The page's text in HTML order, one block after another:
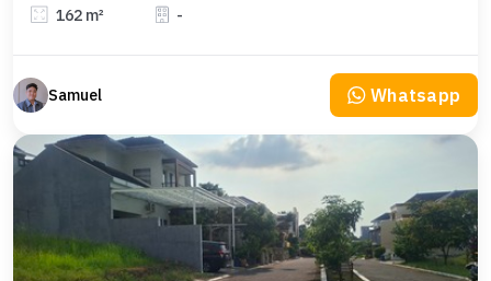
162 m² -
Samuel Whatsapp